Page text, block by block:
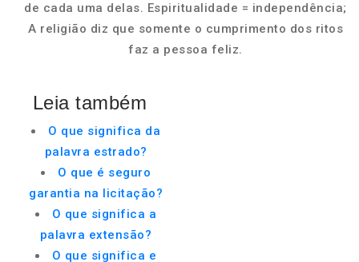
de cada uma delas. Espiritualidade = independência;
A religião diz que somente o cumprimento dos ritos
faz a pessoa feliz.
Leia também
O que significa da
palavra estrado?
O que é seguro
garantia na licitação?
O que significa a
palavra extensão?
O que significa e